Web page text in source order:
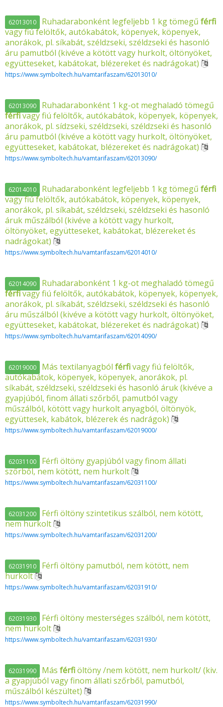
62013010 Ruhadarabonként legfeljebb 1 kg tömegűférfi
vagy fiú felöltők, autókabátok, köpenyek, köpenyek,
anorákok, pl. síkabát, széldzseki, széldzseki és hasonló
áru pamutból (kivéve a kötött vagy hurkolt, öltönyöket,
együtteseket, kabátokat, blézereket és nadrágokat)
https://www.symboltech.hu/vamtarifaszam/62013010/
62013090
Ruhadarabonként 1 kg-ot meghaladó tömegű
férfivagy fiú felöltők, autókabátok, köpenyek, köpenyek,
anorákok, pl. sídzseki, széldzseki, széldzseki és hasonló
áru pamutból (kivéve a kötött vagy hurkolt, öltönyöket,
együtteseket, kabátokat, blézereket és nadrágokat)
https://www.symboltech.hu/vamtarifaszam/62013090/
62014010 Ruhadarabonként legfeljebb 1 kg tömegűférfi
vagy fiú felöltők, autókabátok, köpenyek, köpenyek,
anorákok, pl. síkabát, széldzseki, széldzseki és hasonló
áruk műszálból (kivéve a kötött vagy hurkolt,
öltönyöket, együtteseket, kabátokat, blézereket és
nadrágokat)
https://www.symboltech.hu/vamtarifaszam/62014010/
62014090
Ruhadarabonként 1 kg-ot meghaladó tömegű
férfivagy fiú felöltők, autókabátok, köpenyek, köpenyek,
anorákok, pl. síkabát, széldzseki, széldzseki és hasonló
áru műszálból (kivéve a kötött vagy hurkolt, öltönyöket,
együtteseket, kabátokat, blézereket és nadrágokat)
https://www.symboltech.hu/vamtarifaszam/62014090/
62019000 Más textilanyagbólférfivagy fiú felöltők,
autókabátok, köpenyek, köpenyek, anorákok, pl.
síkabát, széldzseki, széldzseki és hasonló áruk (kivéve a
gyapjúból, finom állati szőrből, pamutból vagy
műszálból, kötött vagy hurkolt anyagból, öltönyök,
együttesek, kabátok, blézerek és nadrágok)
https://www.symboltech.hu/vamtarifaszam/62019000/
62031100
Férfi öltöny gyapjúból vagy finom állati
szőrből, nem kötött, nem hurkolt
https://www.symboltech.hu/vamtarifaszam/62031100/
62031200
Férfi öltöny szintetikus szálból, nem kötött,
nem hurkolt
https://www.symboltech.hu/vamtarifaszam/62031200/
62031910
Férfi öltöny pamutból, nem kötött, nem
hurkolt
https://www.symboltech.hu/vamtarifaszam/62031910/
62031930
Férfi öltöny mesterséges szálból, nem kötött,
nem hurkolt
https://www.symboltech.hu/vamtarifaszam/62031930/
62031990 Másférfiöltöny /nem kötött, nem hurkolt/ (kiv.
a gyapjúból vagy finom állati szőrből, pamutból,
műszálból készültet)
https://www.symboltech.hu/vamtarifaszam/62031990/